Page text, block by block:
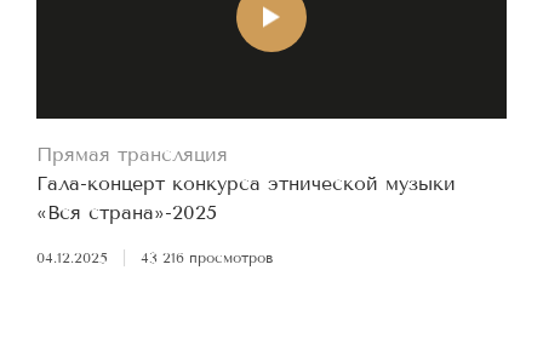
Прямая трансляция
Гала-концерт конкурса этнической музыки
«Вся страна»-2025
04.12.2025 43 216 просмотров